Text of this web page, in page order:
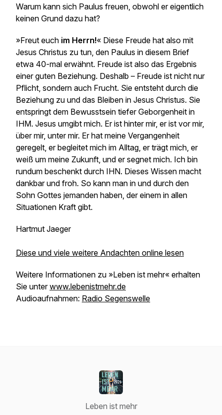
Warum kann sich Paulus freuen, obwohl er eigentlich
keinen Grund dazu hat?
»Freut euch im Herrn!« Diese Freude hat also mit
Jesus Christus zu tun, den Paulus in diesem Brief
etwa 40-mal erwähnt. Freude ist also das Ergebnis
einer guten Beziehung. Deshalb – Freude ist nicht nur
Pflicht, sondern auch Frucht. Sie entsteht durch die
Beziehung zu und das Bleiben in Jesus Christus. Sie
entspringt dem Bewusstsein tiefer Geborgenheit in
IHM. Jesus umgibt mich. Er ist hinter mir, er ist vor mir,
über mir, unter mir. Er hat meine Vergangenheit
geregelt, er begleitet mich im Alltag, er trägt mich, er
weiß um meine Zukunft, und er segnet mich. Ich bin
rundum beschenkt durch IHN. Dieses Wissen macht
dankbar und froh. So kann man in und durch den
Sohn Gottes jemanden haben, der einem in allen
Situationen Kraft gibt.
Hartmut Jaeger
Diese und viele weitere Andachten online lesen
Weitere Informationen zu »Leben ist mehr« erhalten
Sie unterwww.lebenistmehr.de
Audioaufnahmen: Radio Segenswelle
Leben ist mehr